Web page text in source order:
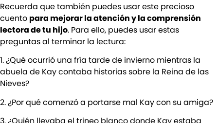
Recuerda que también puedes usar este precioso
cuento para mejorar la atención y la comprensión
lectora de tu hijo. Para ello, puedes usar estas
preguntas al terminar la lectura:
1. ¿Qué ocurrió una fría tarde de invierno mientras la
abuela de Kay contaba historias sobre la Reina de las
Nieves?
2. ¿Por qué comenzó a portarse mal Kay con su amiga?